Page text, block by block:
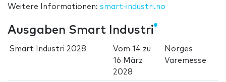
Weitere Informationen: smart-industri.no
Ausgaben Smart Industri
Smart Industri 2028 Vom14 zu
16 März
2028
Norges
Varemesse